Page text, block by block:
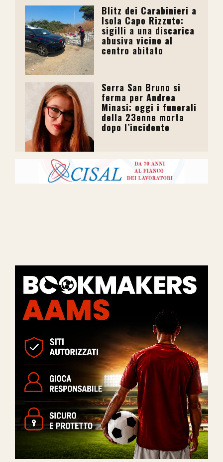
Blitz dei Carabinieri a
Isola Capo Rizzuto:
sigilli a una discarica
abusiva vicino al
centro abitato
Serra San Bruno si
ferma per Andrea
Minasi: oggi i funerali
della 23enne morta
dopo l’incidente